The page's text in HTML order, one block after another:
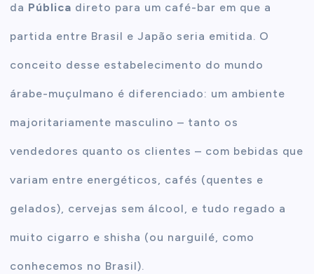
da Pública direto para um café-bar em que a
partida entre Brasil e Japão seria emitida. O
conceito desse estabelecimento do mundo
árabe-muçulmano é diferenciado: um ambiente
majoritariamente masculino – tanto os
vendedores quanto os clientes – com bebidas que
variam entre energéticos, cafés (quentes e
gelados), cervejas sem álcool, e tudo regado a
muito cigarro e shisha (ou narguilé, como
conhecemos no Brasil).